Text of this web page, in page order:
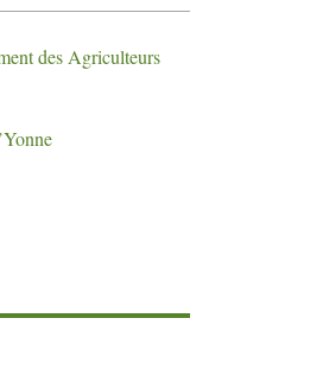
des Agriculteurs